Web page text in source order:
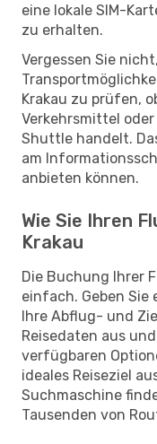
eine lokale SIM-
zu erhalten.
Vergessen Sie
Krakau zu prüfen,
Verkehrsmittel
Shuttle handelt.
am
anbieten können.
Wie Sie Ihren
Krakau
Die Buchung Ihrer
einfach. Geben Sie
Ihre Abflug- und
Reisedaten aus
verfügbaren
ideales Reiseziel
Suchmaschine
Tausenden von